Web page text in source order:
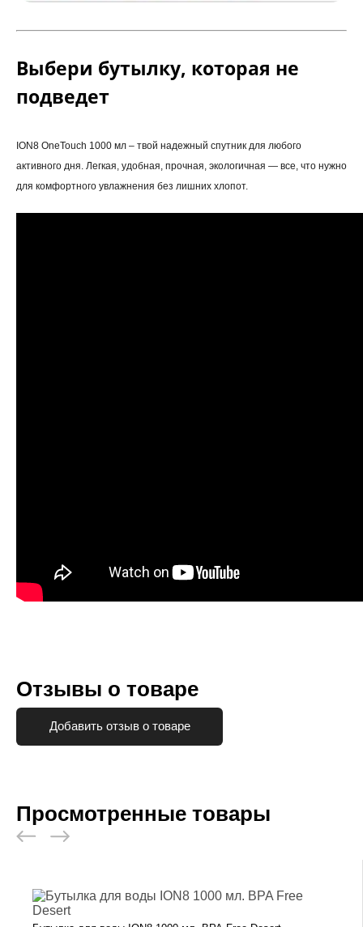
Выбери бутылку, которая не
подведет
ION8 OneTouch 1000 мл – твой надежный спутник для любого
активного дня. Легкая, удобная, прочная, экологичная — все, что нужно
для комфортного увлажнения без лишних хлопот.
Отзывы о товаре
Добавить отзыв о товаре
Просмотренные товары